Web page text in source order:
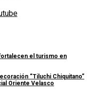
el turismo en
“Tiluchi Chiquitano”
Oriente Velasco